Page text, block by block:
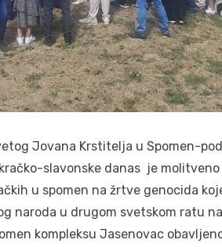
Jovana Krstitelja u Spomen-
slavonske danas je
u spomen na žrtve genocida
naroda u drugom svetskom ratu
kompleksu Jasenovac